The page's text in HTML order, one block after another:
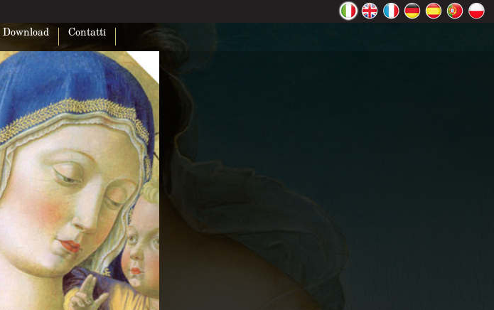
Download Contatti
Questa pagina non carica correttamente Google
Maps.
Sei il proprietario di questo sito web?